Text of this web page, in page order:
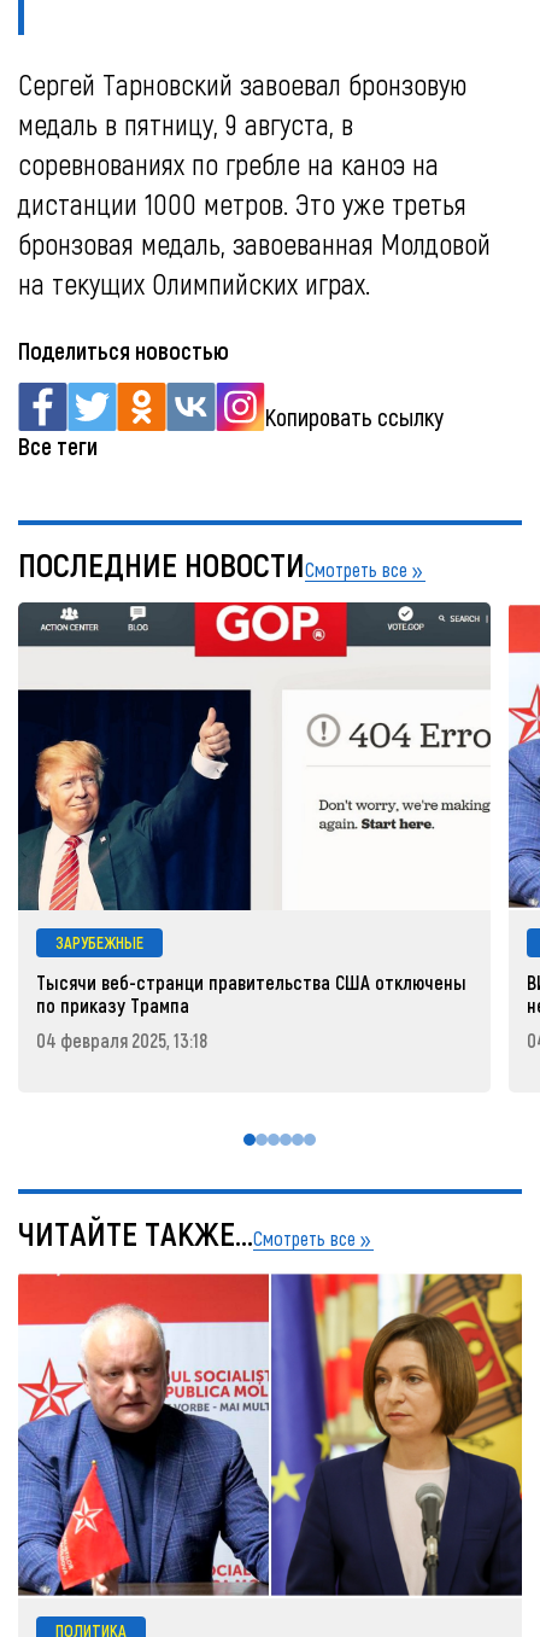
Сергей Тарновский завоевал бронзовую
медаль в пятницу, 9 августа, в
соревнованиях по гребле на каноэ на
дистанции 1000 метров. Это уже третья
бронзовая медаль, завоеванная Молдовой
на текущих Олимпийских играх.
Поделиться новостью
Копировать ссылку
Все теги
ПОСЛЕДНИЕ НОВОСТИСмотреть все
ЗАРУБЕЖНЫЕ
Тысячи веб-странци правительства США отключены
по приказу Трампа
04 февраля 2025, 13:18
ЧИТАЙТЕ ТАКЖЕ...Смотреть все
ПОЛИТИКА